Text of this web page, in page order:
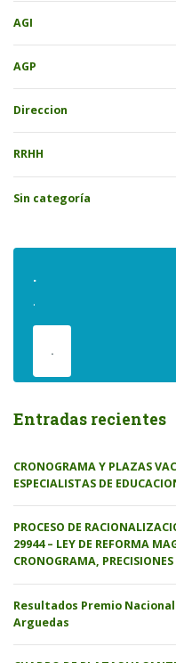
AGI
AGP
Direccion
RRHH
Sin categoría
.
.
.
Entradas recientes
CRONOGRAMA Y PLAZAS
ESPECIALISTAS DE
PROCESO DE
29944 – LEY DE REFORMA
CRONOGRAMA,
Resultados Premio
Arguedas